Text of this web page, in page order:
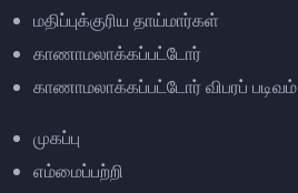
மதிப்புக்குரிய தாய்மார்கள்
காணாமலாக்கப்பட்டோர்
காணாமலாக்கப்பட்டோர் விபரப் படிவம்
முகப்பு
எம்மைப்பற்றி